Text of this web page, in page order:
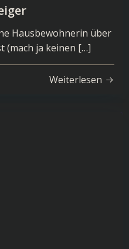
Hausbewohnerin über
(mach ja keinen […]
Weiterlesen